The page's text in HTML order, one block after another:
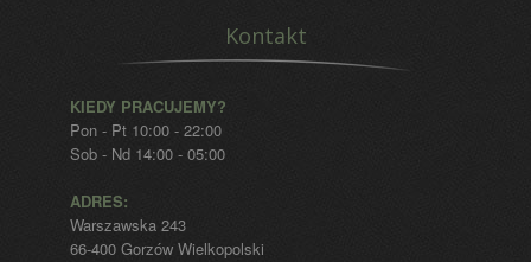
Kontakt
KIEDY PRACUJEMY?
Pon - Pt 10:00 - 22:00
Sob - Nd 14:00 - 05:00
ADRES:
Warszawska 243
66-400 Gorzów Wielkopolski